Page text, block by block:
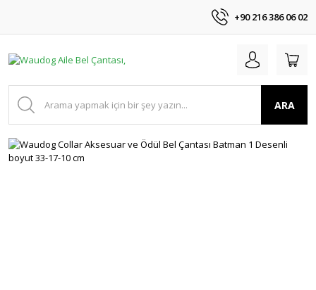
+90 216 386 06 02
ARA